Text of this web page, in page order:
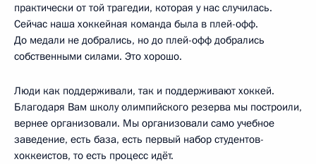
практически от той трагедии, которая у нас случилась.
Сейчас наша хоккейная команда была в плей-офф.
До медали не добрались, но до плей-офф добрались
собственными силами. Это хорошо.
Люди как поддерживали, так и поддерживают хоккей.
Благодаря Вам школу олимпийского резерва мы построили,
вернее организовали. Мы организовали само учебное
заведение, есть база, есть первый набор студентов-
хоккеистов, то есть процесс идёт.